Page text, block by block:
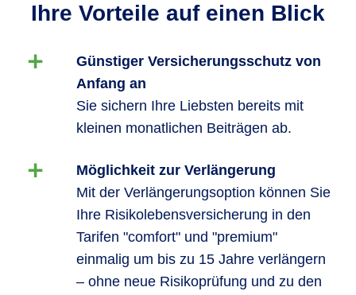
Ihre Vorteile auf einen Blick
Günstiger Versicherungsschutz von
Anfang an
Sie sichern Ihre Liebsten bereits mit
kleinen monatlichen Beiträgen ab.
Möglichkeit zur Verlängerung
Mit der Verlängerungsoption können Sie
Ihre Risikolebensversicherung in den
Tarifen "comfort" und "premium"
einmalig um bis zu 15 Jahre verlängern
– ohne neue Risikoprüfung und zu den